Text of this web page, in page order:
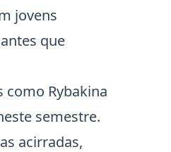
jovens
que
Rybakina
semestre.
acirradas,